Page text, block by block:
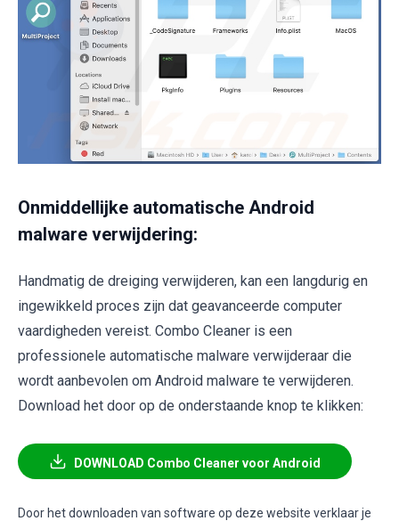
Onmiddellijke automatische Android
malware verwijdering:
Handmatig de dreiging verwijderen, kan een langdurig en
ingewikkeld proces zijn dat geavanceerde computer
vaardigheden vereist. Combo Cleaner is een
professionele automatische malware verwijderaar die
wordt aanbevolen om Android malware te verwijderen.
Download het door op de onderstaande knop te klikken:
DOWNLOAD Combo Cleaner voor Android
Door het downloaden van software op deze website verklaar je